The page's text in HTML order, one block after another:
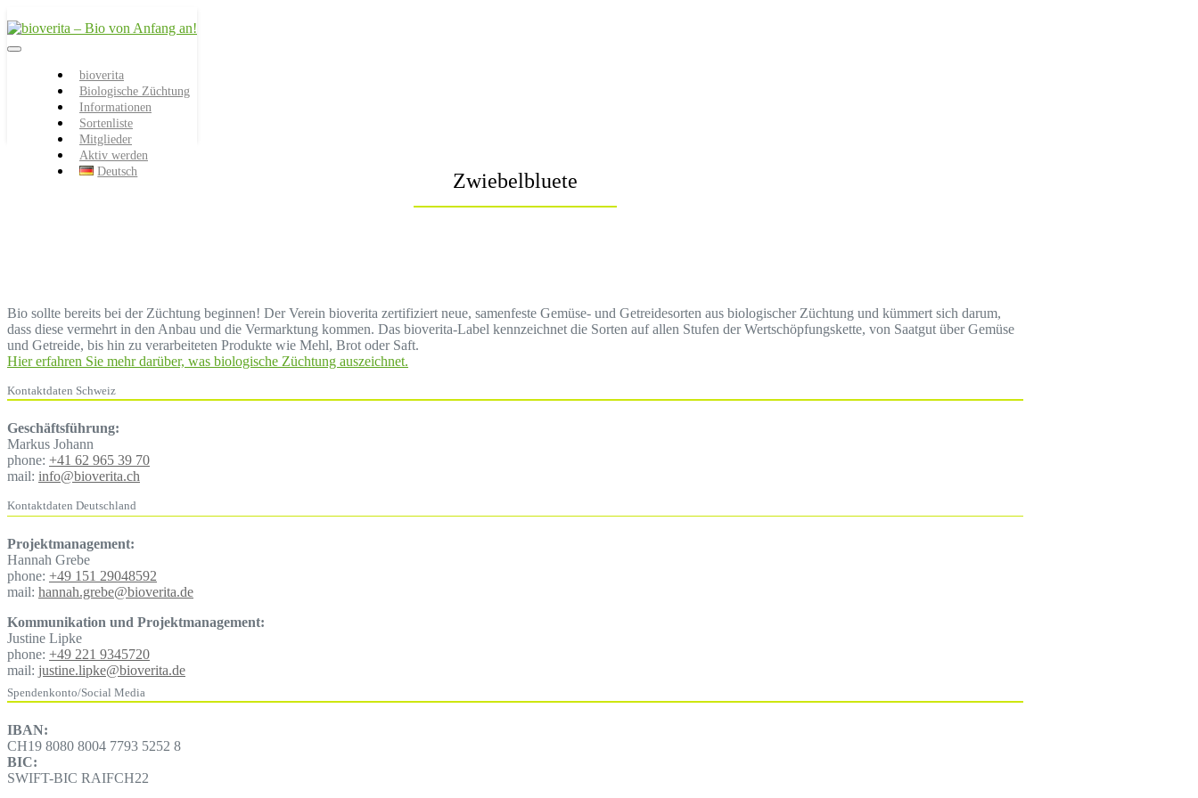
bioverita – Bio von
Anfang an!
Endprodukt
bioverita
Biologische Züchtung
Informationen
Sortenliste
Mitglieder
Aktiv werden
Deutsch
Zwiebelbluete
Bio sollte bereits bei der Züchtung beginnen! Der Verein bioverita zertifiziert neue, samenfeste Gemüse- und Getreidesorten aus biologischer Züchtung und kümmert sich darum,
dass diese vermehrt in den Anbau und die Vermarktung kommen. Das bioverita-Label kennzeichnet die Sorten auf allen Stufen der Wertschöpfungskette, von Saatgut über Gemüse
und Getreide, bis hin zu verarbeiteten Produkte wie Mehl, Brot oder Saft.
Hier erfahren Sie mehr darüber, was biologische Züchtung auszeichnet.
Kontaktdaten Schweiz
Geschäftsführung:
Markus Johann
phone: +41 62 965 39 70
mail: info@bioverita.ch
Kontaktdaten Deutschland
Projektmanagement:
Hannah Grebe
phone: +49 151 29048592
mail: hannah.grebe@bioverita.de
Kommunikation und Projektmanagement:
Justine Lipke
phone: +49 221 9345720
mail: justine.lipke@bioverita.de
Spendenkonto/Social Media
IBAN:
CH19 8080 8004 7793 5252 8
BIC:
SWIFT-BIC RAIFCH22